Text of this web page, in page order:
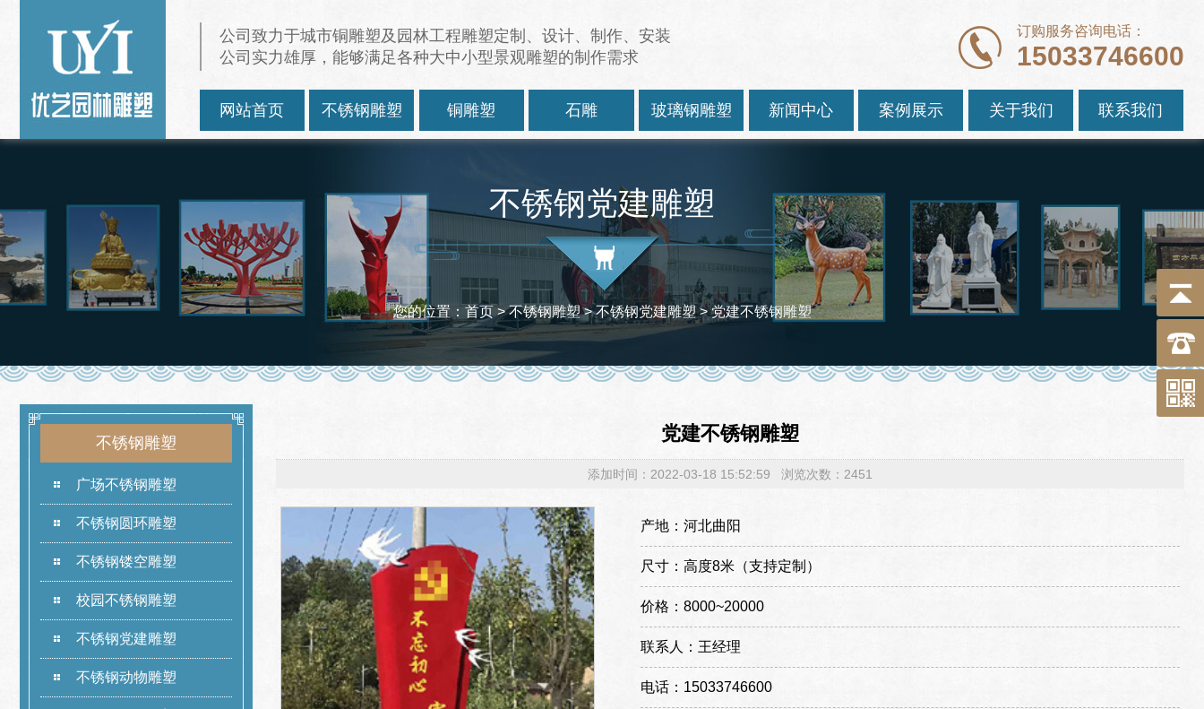
公司致力于城市铜雕塑及园林工程雕塑定制、设计、制作、安装
公司实力雄厚，能够满足各种大中小型景观雕塑的制作需求
订购服务咨询电话：
15033746600
网站首页 不锈钢雕塑 铜雕塑 石雕 玻璃钢雕塑 新闻中心 案例展示 关于我们 联系我们
不锈钢党建雕塑
您的位置： 首页> 不锈钢雕塑 >不锈钢党建雕塑> 党建不锈钢雕塑
不锈钢雕塑
广场不锈钢雕塑
不锈钢圆环雕塑
不锈钢镂空雕塑
校园不锈钢雕塑
不锈钢党建雕塑
不锈钢动物雕塑
党建不锈钢雕塑
添加时间：2022-03-18 15:52:59 浏览次数：2451
产地：河北曲阳
尺寸：高度8米（支持定制）
价格：8000~20000
联系人：王经理
电话：15033746600